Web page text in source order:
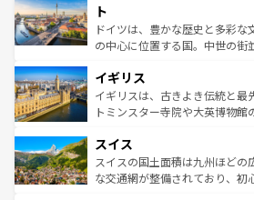
ンテンツ一覧 を参照してほしい。
聖堂、美しいビーチ、そして豊
から魅了する。また、フランス
れ、フランス料理はユネスコ無
香り高いラベンダー畑など、多
らに、パリ以外の地域にも魅
も豊かな歴史と文化が息づいて
を参照してほしい。
ト
ドイツは、豊かな歴史と多彩
の中心に位置する国。中世の街
顔を持つこの国は、どこを歩い
ルリンの文化的活気、バイエル
してライン川沿いのワイン畑と
は、お酒好きな人にはぜひ体験してほしい
ドイツ情報はコンテンツ一覧を
イギリス
イギリスは、古きよき伝統と最
トミンスター寺院や大英博物館
リアごとに異なる魅力がある。
ティー、ビール好きにはたまら
戦など、本場だからこそできる
スイス
スイスの国土面積は九州ほどの
な交通網が整備されており、初